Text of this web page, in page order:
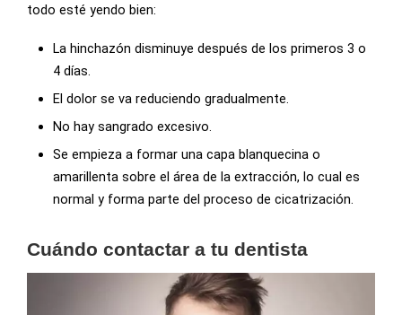
todo esté yendo bien:
La hinchazón disminuye después de los primeros 3 o
4 días.
El dolor se va reduciendo gradualmente.
No hay sangrado excesivo.
Se empieza a formar una capa blanquecina o
amarillenta sobre el área de la extracción, lo cual es
normal y forma parte del proceso de cicatrización.
Cuándo contactar a tu dentista